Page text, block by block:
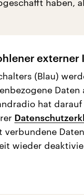
haben,
externer
(Blau)
hat darauf
verbundene
wieder